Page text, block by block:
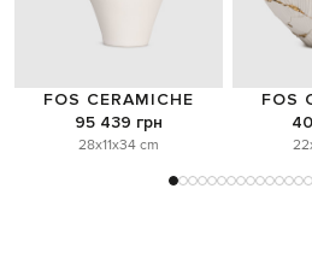
FOS CERAMICHE
95 439 грн
28x11x34 cm
FOS